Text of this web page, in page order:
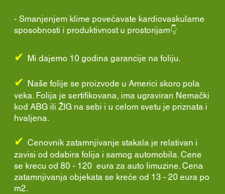
- Smanjenjem klime povećavate kardiovaskularne
sposobnosti i produktivnost u prostorijam👇
✔ Mi dajemo 10 godina garancije na foliju.
✔
Naše folije se proizvode u Americi skoro pola
veka. Folija je sertifikovana, ima ugraviran Nemački
kod ABG ili ŽIG na sebi i u celom svetu je priznata i
hvaljena.
✔ Cenovnik zatamnjivanje stakala je relativan i
zavisi od odabira folija i samog automobila. Cene
se krecu od 80 - 120 eura za auto limuzine. Cena
zatamnjivanja objekata se kreće od 13 - 20 eura po
m2.